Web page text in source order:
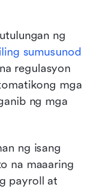
ng
sumusunod
regulasyon
mga
ng mga
ng isang
na maaaring
payroll at